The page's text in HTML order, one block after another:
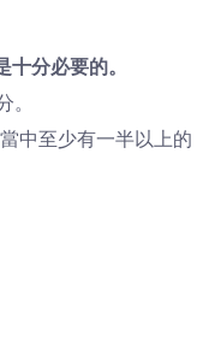
分必要的。
中至少有一半以上的